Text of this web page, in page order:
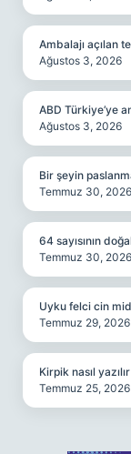
Ambalajı açılan
Ağustos 3, 2026
ABD Türkiye’ye
Ağustos 3, 2026
Bir şeyin
Temmuz 30, 2026
64 sayısının
Temmuz 30, 2026
Uyku felci cin
Temmuz 29, 2026
Kirpik nasıl
Temmuz 25, 2026